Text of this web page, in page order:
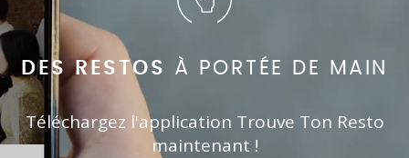
DES RESTOS À PORTÉE DE MAIN
Téléchargez l'application Trouve Ton Resto
maintenant !